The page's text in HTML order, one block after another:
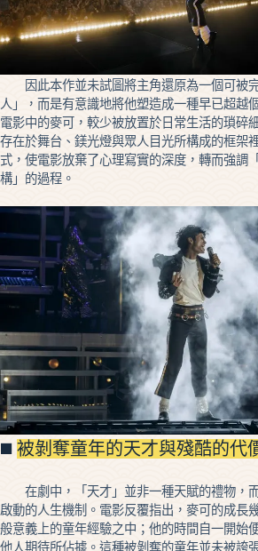
因此本作並未試圖將主角還原為一個可被
人」，而是有意識地將他塑造成一種早已超越
電影中的麥可，較少被放置於日常生活的瑣碎
存在於舞台、鎂光燈與眾人目光所構成的框架
式，使電影放棄了心理寫實的深度，轉而強調
構」的過程。
◼️ 被剝奪童年的天才與殘酷的代
在劇中，「天才」並非一種天賦的禮物，
啟動的人生機制。電影反覆指出，麥可的成長
般意義上的童年經驗之中；他的時間自一開始
他人期待所佔據。這種被剝奪的童年並未被誇